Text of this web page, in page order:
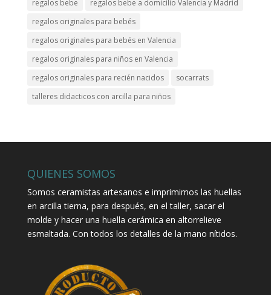
regalos bebe
regalos bebe a domicilio Valencia y Madrid
regalos originales para bebés
regalos originales para bebés en Valencia
regalos originales para niños en Valencia
regalos originales para recién nacidos
socarrats
talleres didacticos con arcilla para niños
QUIENES SOMOS
Somos ceramistas artesanos e imprimimos las huellas
en arcilla tierna, para después, en el taller, sacar el
molde y hacer una huella cerámica en altorrelieve
esmaltada. Con todos los detalles de la mano nítidos.